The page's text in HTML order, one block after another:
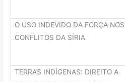
O USO INDEVIDO DA FORÇA NOS
CONFLITOS DA SÍRIA
TERRAS INDÍGENAS: DIREITO A